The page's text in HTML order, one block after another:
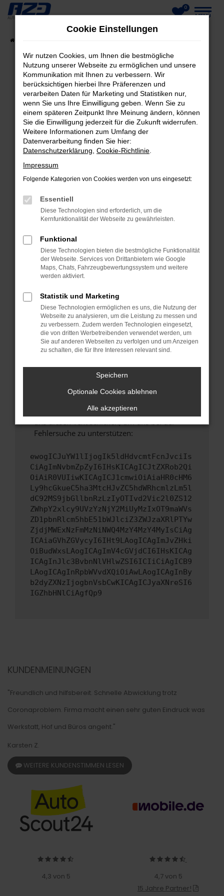
Zum
springen
0
MENÜ
FEHLER: NETWORK ERROR
Beim Laden ist ein Fehler aufgetreten.
Hier sind ein paar Tipps, die dir helfen können:
Überprüfe deine Firewall und deine
Internetverbindung.
Laden andere Webseiten, zum Beispiel deine
Suchmaschine?
Manche Erweiterungen, wie Werbeblocker,
können das Laden bestimmter Seiten
verhindern. Funktioniert die Seite in einem
anderen Browser oder in einem privaten
Fenster?
Starte dein Gerät neu.
Das kann manchmal helfen, vorübergehende
Stelle sicher, dass dein Browser und dein
Betriebssystem auf dem neuesten Stand
sind.
Veraltete Software birgt nicht nur ein
Sicherheitsrisiko, sondern kann auch dazu
führen, dass bestimmte Funktionen nicht mehr
Wende dich an den Webseitenbetreiber.
Wenn du alle oben genannten Schritte versucht
versuchen, das Problem zu beheben. Du kannst
uns diesen Text schicken, um uns bei der
Fehlersuche zu unterstützen:
ewogICJuYW1lIjogIk5ldHdvcmtFcnJvciIs
CiAgImNvbmZpZyI6IHsKICAgICJtZXRob2Qi
OiAiR0VUIiwKICAgICJ1cmwiOiAiaHR0cHM6
Ly9hcGkueC5ha3MtcHJvZC5hdWRhcmlzLm5l
dC92MS9jbGllbnRzLzIyOTIvd2Vic2l0ZS12
ZWhpY2xlcy9UVzYzNjY2MiUyMzIxOT9maWVs
ZD1pbnRlcm5hbE51bWJlciZ3ZWJzaXRlPTYw
ZjdjMWExNzFmMzNiNWQ4MzY4MzY4MyIsCiAg
ICAiaGVhZGVycyI6IHt9LAogICAgImJvZHki
OiBudWxsLAogICAgImV4cGVjdCI6IHsKICAg
ICAgInJlc3BvbnNlVHlwZSI6ICIiCiAgICB9
LAogICAgInRpbWVvdXQiOiAwLAogICAgInBy
b2dyZXNzIjogbnVsbCwKICAgICJyaXNreSI6
IGZhbHNlCiAgfQp9
KUNDENMEINUNGEN
"Freundlich und hilfsbereit. Schnelle Abwicklung trotz
Coronaproblem. Firma macht einen sehr guten Eindruck was
Werkstatt, Hof und Büros angeht."
Karsten Z.
WEITERE KUNDENSTIMMEN LESEN
4,3 von 5
4,7 von 5
15 Jahre Partner!
Cookie Einstellungen
Wir nutzen Cookies, um Ihnen die bestmögliche
Nutzung unserer Webseite zu ermöglichen und unsere
Kommunikation mit Ihnen zu verbessern. Wir
berücksichtigen hierbei Ihre Präferenzen und
verarbeiten Daten für Marketing und Statistiken nur,
wenn Sie uns Ihre Einwilligung geben. Wenn Sie zu
einem späteren Zeitpunkt Ihre Meinung ändern, können
Sie die Einwilligung jederzeit für die Zukunft widerrufen.
Weitere Informationen zum Umfang der
Datenverarbeitung finden Sie hier:
Datenschutzerklärung Cookie-Richtlinie
Impressum
Folgende Kategorien von Cookies werden von uns eingesetzt:
Essentiell
Diese Technologien sind erforderlich, um die
Kernfunktionalität der Webseite zu gewährleisten.
Funktional
Diese Technologien bieten die bestmögliche Funktionalität
der Webseite. Services von Drittanbietern wie Google
Maps, Chats, Fahrzeugbewertungssystem und weitere
werden aktiviert.
Statistik und Marketing
Diese Technologien ermöglichen es uns, die Nutzung der
Webseite zu analysieren, um die Leistung zu messen und
zu verbessern. Zudem werden Technologien eingesetzt,
die von dritten Werbetreibenden verwendet werden, um
Sie auf anderen Webseiten zu verfolgen und um Anzeigen
zu schalten, die für Ihre Interessen relevant sind.
Speichern
Optionale Cookies ablehnen
Alle akzeptieren